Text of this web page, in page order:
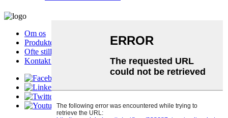
Om os
Produkter
Ofte stillede spørgsmål
Kontakt os